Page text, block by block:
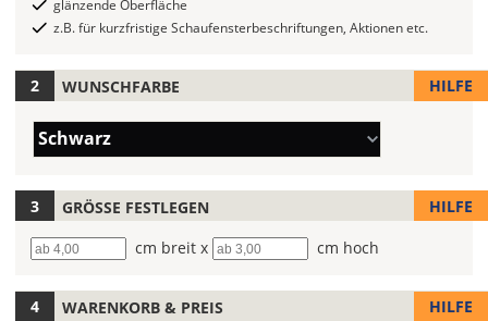
verschiedenen
zur
Wahl.
Bei
mehrfarbigen
kannst
Du
die
Farben
frei
kombinieren.
glänzende Oberfläche
z.B. für kurzfristige Schaufensterbeschriftungen, Aktionen etc.
WUNSCHFARBE HILFE
Farbe/n
(Wert
Schwarz
GRÖSSE FESTLEGEN HILFE
Breite cm breit x Höhe cm hoch
WARENKORB & PREIS HILFE